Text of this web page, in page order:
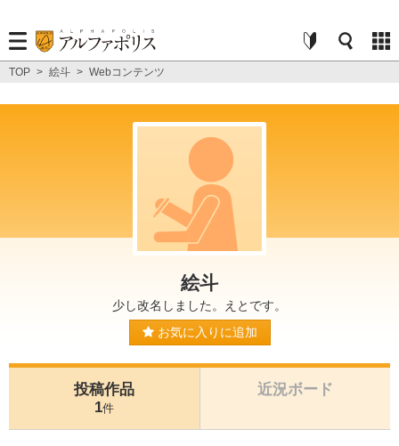
TOP > 絵斗 > Webコンテンツ
絵斗
少し改名しました。えとです。
お気に入りに追加
投稿作品
1件
近況ボード